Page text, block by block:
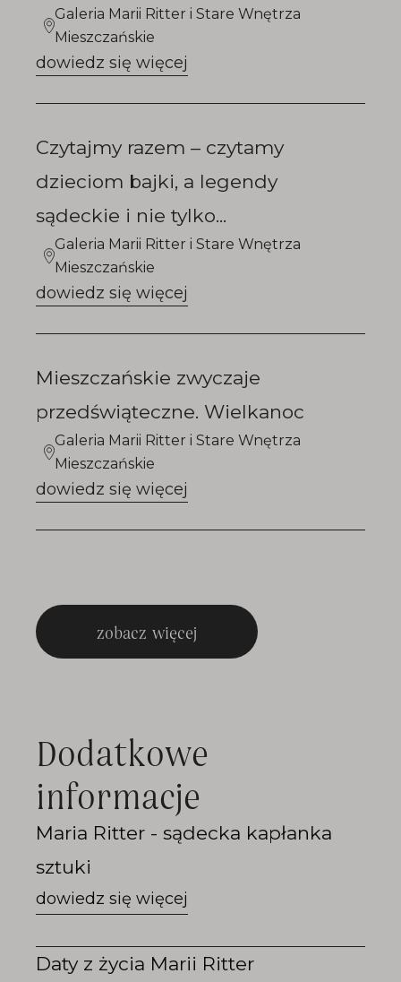
Galeria Marii Ritter i Stare Wnętrza
Mieszczańskie
dowiedz się więcej
Czytajmy razem – czytamy
dzieciom bajki, a legendy
sądeckie i nie tylko...
Galeria Marii Ritter i Stare Wnętrza
Mieszczańskie
dowiedz się więcej
Mieszczańskie zwyczaje
przedświąteczne. Wielkanoc
Galeria Marii Ritter i Stare Wnętrza
Mieszczańskie
dowiedz się więcej
zobacz więcej
Dodatkowe
informacje
Przejdź
do
Ritter
sądecka
kapłanka
Maria Ritter - sądecka kapłanka
sztuki
Przejdź
do
Daty z życia Marii Ritter